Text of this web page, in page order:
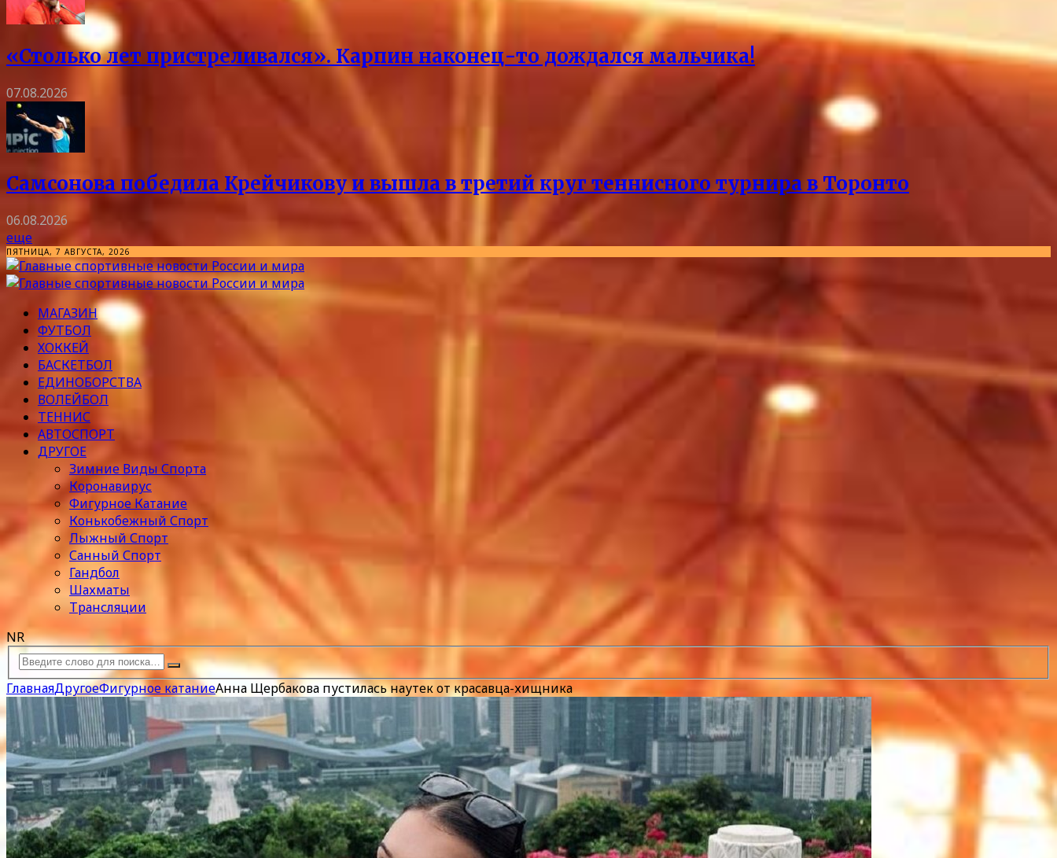
«Столько лет пристреливался». Карпин наконец-то дождался мальчика!
07.08.2026
Самсонова победила Крейчикову и вышла в третий круг теннисного турнира в Торонто
06.08.2026
еще
ПЯТНИЦА, 7 АВГУСТА, 2026
МАГАЗИН
ФУТБОЛ
ХОККЕЙ
БАСКЕТБОЛ
ЕДИНОБОРСТВА
ВОЛЕЙБОЛ
ТЕННИС
АВТОСПОРТ
ДРУГОЕ
Зимние Виды Спорта
Коронавирус
Фигурное Катание
Конькобежный Спорт
Лыжный Спорт
Санный Спорт
Гандбол
Шахматы
Трансляции
NR
ГлавнаяДругоеФигурное катаниеАнна Щербакова пустилась наутек от красавца-хищника